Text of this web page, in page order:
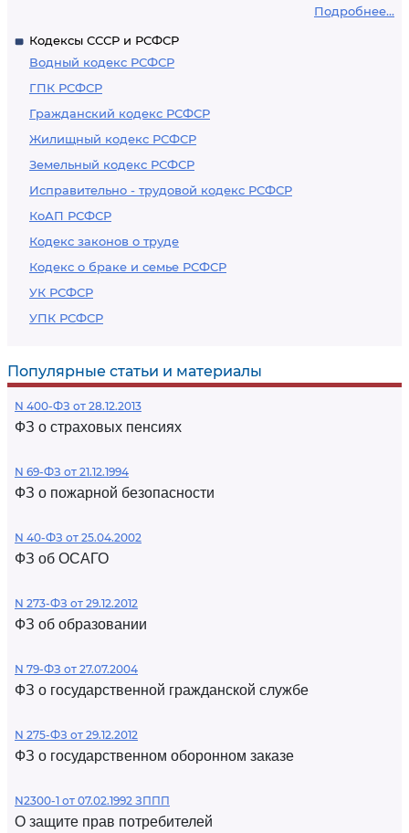
Подробнее...
Кодексы СССР и РСФСР
Водный кодекс РСФСР
ГПК РСФСР
Гражданский кодекс РСФСР
Жилищный кодекс РСФСР
Земельный кодекс РСФСР
Исправительно - трудовой кодекс РСФСР
КоАП РСФСР
Кодекс законов о труде
Кодекс о браке и семье РСФСР
УК РСФСР
УПК РСФСР
Популярные статьи и материалы
N 400-ФЗ от 28.12.2013
ФЗ о страховых пенсиях
N 69-ФЗ от 21.12.1994
ФЗ о пожарной безопасности
N 40-ФЗ от 25.04.2002
ФЗ об ОСАГО
N 273-ФЗ от 29.12.2012
ФЗ об образовании
N 79-ФЗ от 27.07.2004
ФЗ о государственной гражданской службе
N 275-ФЗ от 29.12.2012
ФЗ о государственном оборонном заказе
N2300-1 от 07.02.1992 ЗППП
О защите прав потребителей